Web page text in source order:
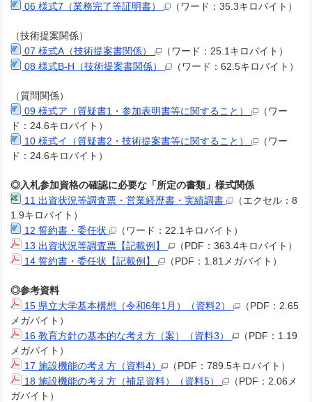
06 様式7（業務完了等証明書）
（ワード：35.3キロバイト）
（技術提案関係）
07 様式A（技術提案書関係）
（ワード：25.1キロバイト）
08 様式B-H（技術提案書関係）
（ワード：62.5キロバイト）
（質問関係）
09 様式ア（質疑書1・参加表明書等に関すること）
（ワー
ド：24.6キロバイト）
10 様式イ（質疑書2・技術提案書等に関すること）
（ワー
ド：24.6キロバイト）
◎入札参加資格の確認に必要な「所定の書類」様式関係
11 出資状況等調査票・営業経歴書・実績調書
（エクセル：8
1.9キロバイト）
12 誓約書・委任状
（ワード：22.1キロバイト）
13 出資状況等調査票【記載例】
（PDF：363.4キロバイト）
14 誓約書・委任状【記載例】
（PDF：1.81メガバイト）
◎参考資料
15 県立大学基本構想（令和6年1月）（資料2）
（PDF：2.65
メガバイト）
16 教育方針の基本的な考え方（案）（資料3）
（PDF：1.19
メガバイト）
17 施設機能の考え方（資料4）
（PDF：789.5キロバイト）
18 施設機能の考え方（補足資料）（資料5）
（PDF：2.06メ
ガバイト）